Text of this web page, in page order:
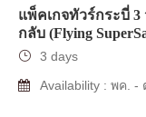
แพ็คเกจทัวร์กระบี่
กลับ (Flying
3 days
Availability : พค. -